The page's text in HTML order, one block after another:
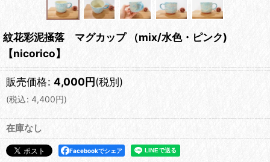
紋花彩泥掻落 マグカップ （mix/水色・ピンク)
【nicorico】
販売価格: 4,000円(税別)
(税込: 4,400円)
在庫なし
Facebookでシェア